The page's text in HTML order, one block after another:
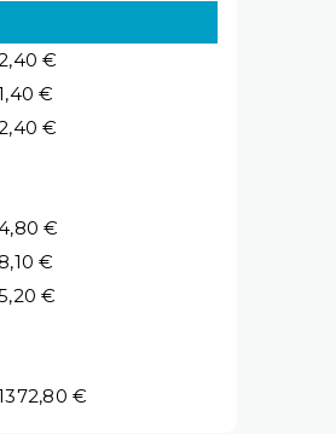
€
€
€
€
8,10 €
€
€